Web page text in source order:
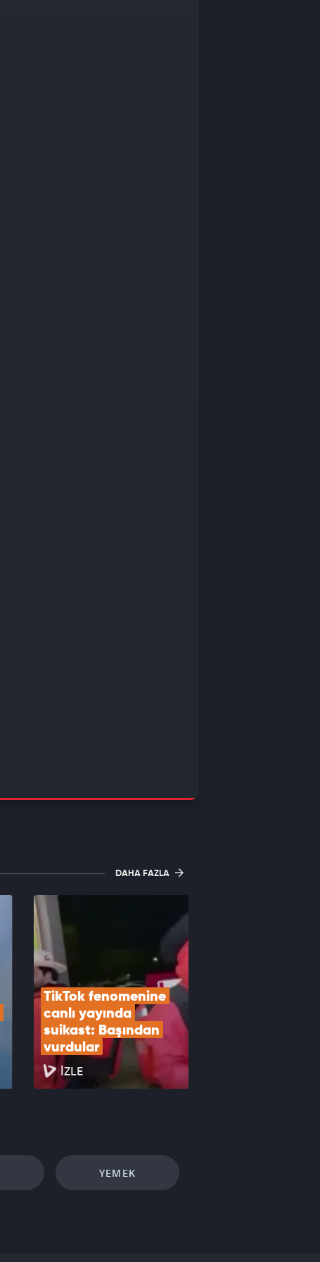
DAHA FAZLA
TikTok fenomenine
canlı yayında
suikast: Başından
vurdular
İZLE
YEMEK